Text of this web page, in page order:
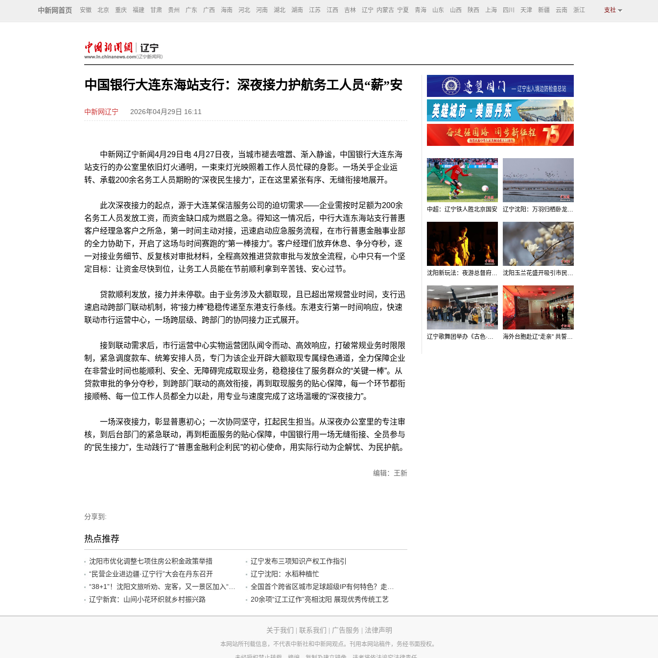
中新网首页 安徽 北京 重庆 福建 甘肃 贵州 广东 广西 海南 河北 河南 湖北 湖南 江苏 江西 吉林 辽宁 内蒙古 宁夏 青海 山东 山西 陕西 上海 四川 天津 新疆 云南 浙江 支社
中国银行大连东海站支行：深夜接力护航务工人员“薪”安
中新网辽宁 2026年04月29日 16:11
中新网辽宁新闻4月29日电 4月27日夜，当城市褪去喧嚣、渐入静谧，中国银行大连东海
站支行的办公室里依旧灯火通明，一束束灯光映照着工作人员忙碌的身影。一场关乎企业运
转、承载200余名务工人员期盼的“深夜民生接力”，正在这里紧张有序、无缝衔接地展开。
此次深夜接力的起点，源于大连某保洁服务公司的迫切需求——企业需按时足额为200余
名务工人员发放工资，而资金缺口成为燃眉之急。得知这一情况后，中行大连东海站支行普惠
客户经理急客户之所急，第一时间主动对接，迅速启动应急服务流程，在市行普惠金融事业部
的全力协助下，开启了这场与时间赛跑的“第一棒接力”。客户经理们放弃休息、争分夺秒，逐
一对接业务细节、反复核对审批材料，全程高效推进贷款审批与发放全流程，心中只有一个坚
定目标：让资金尽快到位，让务工人员能在节前顺利拿到辛苦钱、安心过节。
贷款顺利发放，接力并未停歇。由于业务涉及大额取现，且已超出常规营业时间，支行迅
速启动跨部门联动机制，将“接力棒”稳稳传递至东港支行条线。东港支行第一时间响应，快速
联动市行运营中心，一场跨层级、跨部门的协同接力正式展开。
接到联动需求后，市行运营中心实物运营团队闻令而动、高效响应，打破常规业务时限限
制，紧急调度款车、统筹安排人员，专门为该企业开辟大额取现专属绿色通道，全力保障企业
在非营业时间也能顺利、安全、无障碍完成取现业务，稳稳接住了服务群众的“关键一棒”。从
贷款审批的争分夺秒，到跨部门联动的高效衔接，再到取现服务的贴心保障，每一个环节都衔
接顺畅、每一位工作人员都全力以赴，用专业与速度完成了这场温暖的“深夜接力”。
一场深夜接力，彰显普惠初心；一次协同坚守，扛起民生担当。从深夜办公室里的专注审
核，到后台部门的紧急联动，再到柜面服务的贴心保障，中国银行用一场无缝衔接、全员参与
的“民生接力”，生动践行了“普惠金融利企利民”的初心使命，用实际行动为企解忧、为民护航。
编辑：王新
分享到:
热点推荐
沈阳市优化调整七项住房公积金政策举措
辽宁发布三项知识产权工作指引
“民营企业进边疆·辽宁行”大会在丹东召开
辽宁沈阳：水稻种植忙
辽宁新宾：山间小花环织就乡村振兴路
20余项“辽工辽作”亮相沈阳 展现优秀传统工艺
中超：辽宁铁人胜北京国安 辽宁沈阳：万羽归栖卧龙湖看群鸟齐飞
沈阳新玩法：夜游总督府，当一回“赴宴者” 沈阳玉兰花盛开吸引市民打卡
辽宁歌舞团举办《古色·国宝辽宁》排练开放日活动 海外台胞赴辽“走亲” 共誓“和平初心”
关于我们 联系我们 广告服务 法律声明
本网站所刊载信息，不代表中新社和中新网观点。刊用本网站稿件，务经书面授权。